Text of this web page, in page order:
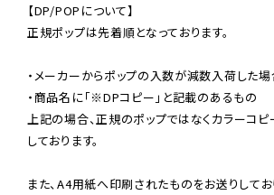
【DP/POPについて】
正規ポップは先着順となっております。
・メーカーからポップの入数が減数入荷した
・商品名に「※DPコピー」と記載のあるもの
上記の場合、正規のポップではなくカラーコ
しております。
また、A4用紙へ印刷されたものをお送りしてお